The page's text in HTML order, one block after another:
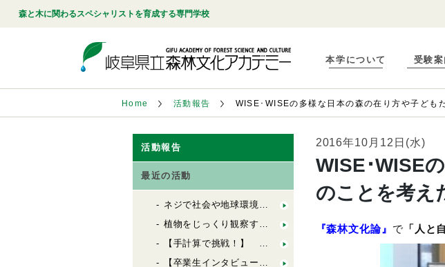
森と木に関わるスペシャリストを育成する専門学校
本学について 受験案
Home 活動報告 WISE･WISEの多様な日本の森の在り方や子ども
活動報告
最近の活動
ネジで社会や地球環境を良くする会社「シネジックさん」視察
植物をじっくり観察する「植物観察の基礎」
【手計算で挑戦！】 木造の許容応力度計算（２）
【卒業生インタビュー】 ６歳から100歳までの居場所を創る
2016年10月12日(水)
WISE･WISE
のことを考え
『森林文化論』 で 「人と